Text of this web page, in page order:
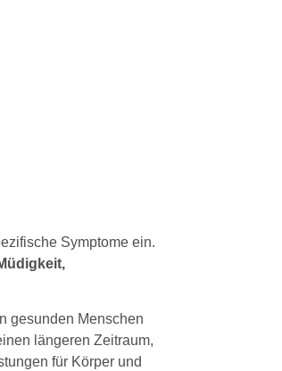
Symptome ein.
gesunden Menschen
längeren Zeitraum,
für Körper und